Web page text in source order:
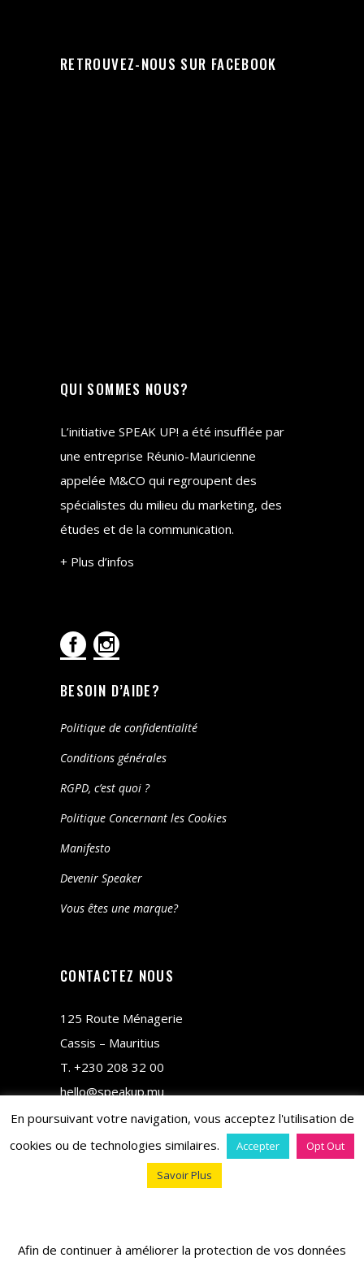
RETROUVEZ-NOUS SUR FACEBOOK
QUI SOMMES NOUS?
L’initiative SPEAK UP! a été insufflée par
une entreprise Réunio-Mauricienne
appelée M&CO qui regroupent des
spécialistes du milieu du marketing, des
études et de la communication.
+ Plus d’infos
BESOIN D’AIDE?
Politique de confidentialité
Conditions générales
RGPD, c’est quoi ?
Politique Concernant les Cookies
Manifesto
Devenir Speaker
Vous êtes une marque?
CONTACTEZ NOUS
125 Route Ménagerie
Cassis – Mauritius
T. +230 208 32 00
hello@speakup.mu
En poursuivant votre navigation, vous acceptez l'utilisation de
cookies ou de technologies similaires.
Accepter
Opt Out
Savoir Plus
Afin de continuer à améliorer la protection de vos données